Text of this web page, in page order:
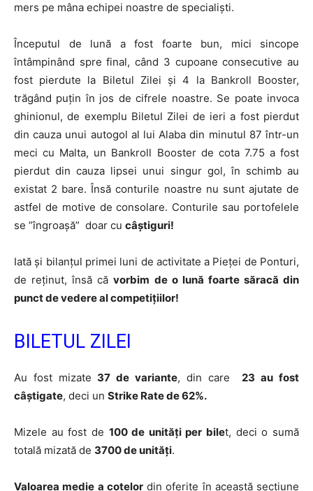
mers pe mâna echipei noastre de specialiști.
Începutul de lună a fost foarte bun, mici sincope
întâmpinând spre final, când 3 cupoane consecutive au
fost pierdute la Biletul Zilei și 4 la Bankroll Booster,
trăgând puțin în jos de cifrele noastre. Se poate invoca
ghinionul, de exemplu Biletul Zilei de ieri a fost pierdut
din cauza unui autogol al lui Alaba din minutul 87 într-un
meci cu Malta, un Bankroll Booster de cota 7.75 a fost
pierdut din cauza lipsei unui singur gol, în schimb au
existat 2 bare. Însă conturile noastre nu sunt ajutate de
astfel de motive de consolare. Conturile sau portofelele
se ”îngroașă” doar cu câștiguri!
Iată și bilanțul primei luni de activitate a Pieței de Ponturi,
de reținut, însă căvorbim de o lună foarte săracă din
punct de vedere al competițiilor!
BILETUL ZILEI
Au fost mizate 37 de variante, din care23 au fost
câștigate, deci un Strike Rate de 62%.
Mizele au fost de 100 de unități per bilet, deci o sumă
totală mizată de 3700 de unități.
Valoarea medie a cotelordin oferite în această secțiune